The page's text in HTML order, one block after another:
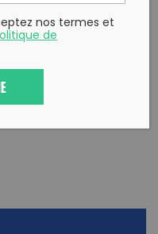
Twitterun ami
nos termes et
de